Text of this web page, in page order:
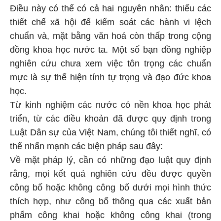
Điều này có thể có cả hai nguyên nhân: thiếu các
thiết chế xã hội để kiểm soát các hành vi lệch
chuẩn và, mặt bằng văn hoá còn thấp trong cộng
đồng khoa học nước ta. Một số bạn đồng nghiệp
nghiên cứu chưa xem việc tôn trọng các chuẩn
mực là sự thể hiện tính tự trọng và đạo đức khoa
học.
Từ kinh nghiệm các nước có nền khoa học phát
triển, từ các điều khoản đã được quy định trong
Luật Dân sự của Việt Nam, chúng tôi thiết nghĩ, có
thể nhấn mạnh các biện pháp sau đây:
Về mặt pháp lý, cần có những đạo luật quy định
rằng, mọi kết quả nghiên cứu đều được quyền
công bố hoặc không công bố dưới mọi hình thức
thích hợp, như công bố thông qua các xuất bản
phẩm công khai hoặc không công khai (trong